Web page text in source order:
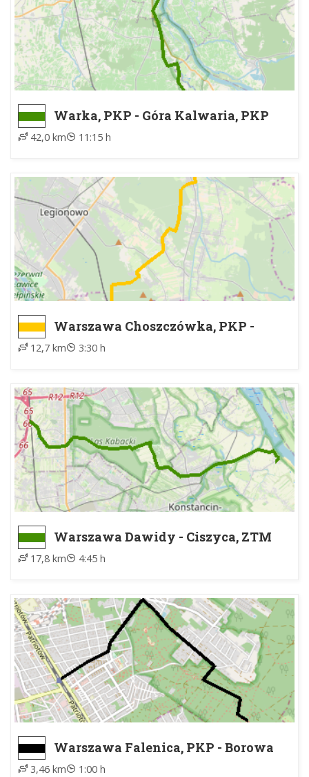
Warka, PKP - Góra Kalwaria, PKP
42,0 km 11:15 h
Warszawa Choszczówka, PKP -
Nieporęt, PKP
12,7 km 3:30 h
Warszawa Dawidy - Ciszyca, ZTM
17,8 km 4:45 h
Warszawa Falenica, PKP - Borowa
Góra (koło Falenicy)
3,46 km 1:00 h